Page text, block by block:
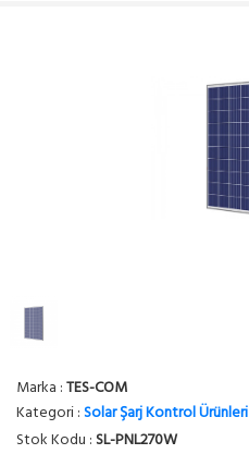
Marka :TES-COM
Kategori :Solar Şarj Kontrol Ürünleri
Stok Kodu : SL-PNL270W